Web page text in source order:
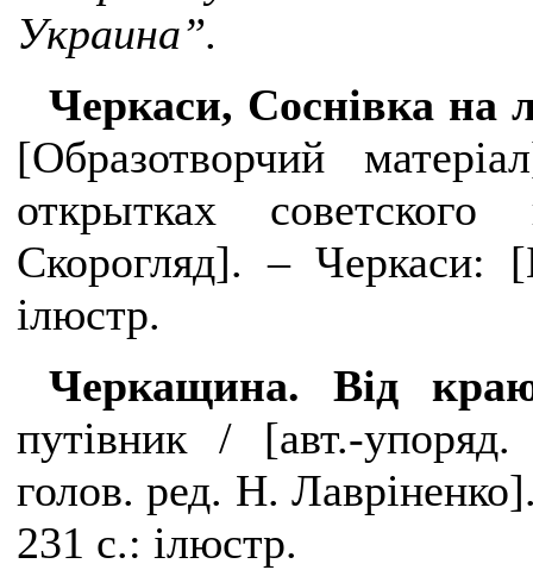
Украина”.
Черкаси, Соснівка на
[Образотворчий матеріал
открытках
Скорогляд]. – Черкаси:
ілюстр.
Черкащина. Від
путівник / [авт.-
голов. ред. Н. Лавріненко]
231 с.: ілюстр.